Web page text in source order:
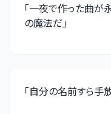
「一夜で作った曲が
の魔法だ」
「自分の名前すら手